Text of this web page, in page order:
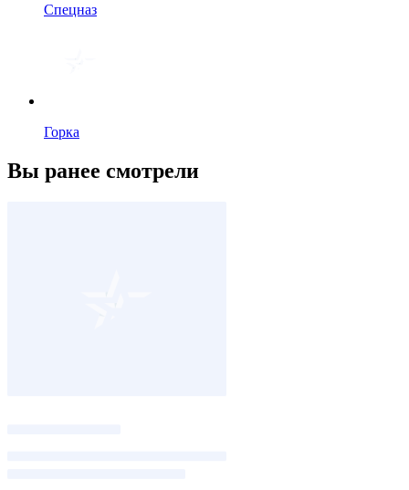
Спецназ
Горка
Вы ранее смотрели